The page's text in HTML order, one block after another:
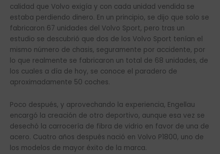
calidad que Volvo exigía y con cada unidad vendida se
estaba perdiendo dinero. En un principio, se dijo que solo se
fabricaron 67 unidades del Volvo Sport, pero tras un
estudio se descubrió que dos de los Volvo Sport tenían el
mismo número de chasis, seguramente por accidente, por
lo que realmente se fabricaron un total de 68 unidades, de
los cuales a día de hoy, se conoce el paradero de
aproximadamente 50 coches.
Poco después, y aprovechando la experiencia, Engellau
encargó la creación de otro deportivo, aunque esa vez se
desechó la carrocería de fibra de vidrio en favor de una de
acero. Cuatro años después nació en Volvo P1800, uno de
los modelos de mayor éxito de la marca.